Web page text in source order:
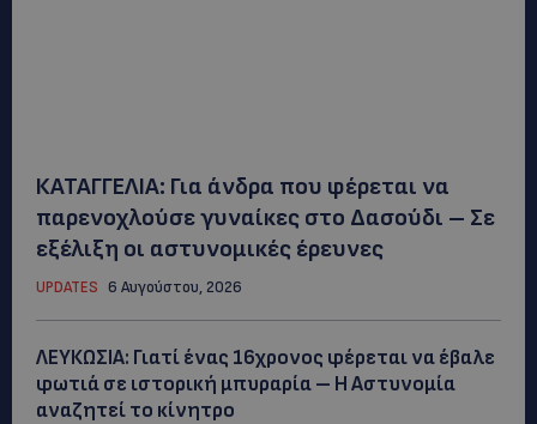
ΚΑΤΑΓΓΕΛΙΑ: Για άνδρα που φέρεται να
παρενοχλούσε γυναίκες στο Δασούδι – Σε
εξέλιξη οι αστυνομικές έρευνες
UPDATES 6 Αυγούστου, 2026
ΛΕΥΚΩΣΙΑ: Γιατί ένας 16χρονος φέρεται να έβαλε
φωτιά σε ιστορική μπυραρία – Η Αστυνομία
αναζητεί το κίνητρο